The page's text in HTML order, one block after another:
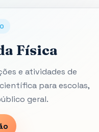
Física
e atividades de
para escolas,
geral.